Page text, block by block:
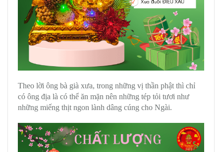
Theo lời ông bà già xưa, trong những vị thần phật thì chỉ
có ông địa là có thể ăn mặn nên những tép tỏi tươi như
những miếng thịt ngon lành dâng cúng cho Ngài.